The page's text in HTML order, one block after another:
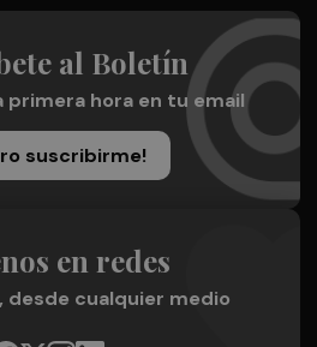
al Boletín
primera hora en tu email
suscribirme!
en redes
desde cualquier medio